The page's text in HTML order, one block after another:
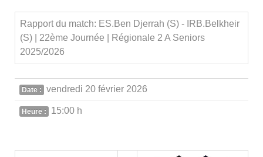
Rapport du match: ES.Ben Djerrah (S) - IRB.Belkheir
(S) | 22ème Journée | Régionale 2 A Seniors
2025/2026
Date : vendredi 20 février 2026
Heure : 15:00 h